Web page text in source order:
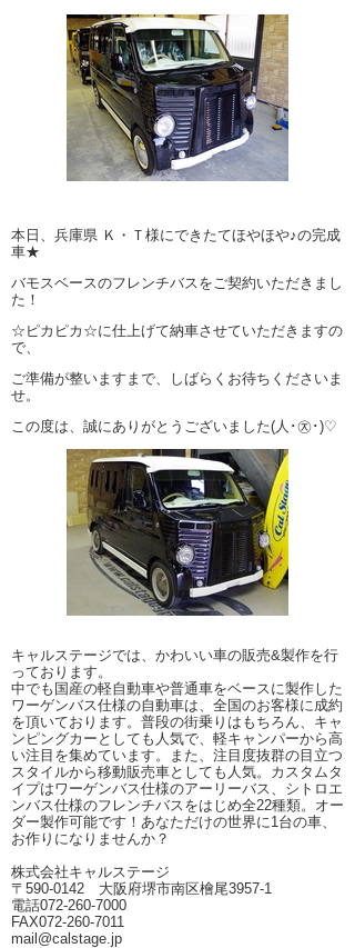
本日、兵庫県 Ｋ・Ｔ様にできたてほやほや♪の完成
車★
バモスベースのフレンチバスをご契約いただきまし
た！
☆ピカピカ☆に仕上げて納車させていただきますの
で、
ご準備が整いますまで、しばらくお待ちくださいま
せ。
この度は、誠にありがとうございました(人･㉨･)♡
キャルステージでは、かわいい車の販売&製作を行
っております。
中でも国産の軽自動車や普通車をベースに製作した
ワーゲンバス仕様の自動車は、全国のお客様に成約
を頂いております。普段の街乗りはもちろん、キャ
ンピングカーとしても人気で、軽キャンパーから高
い注目を集めています。また、注目度抜群の目立つ
スタイルから移動販売車としても人気。カスタムタ
イプはワーゲンバス仕様のアーリーバス、シトロエ
ンバス仕様のフレンチバスをはじめ全22種類。オー
ダー製作可能です！あなただけの世界に1台の車、
お作りになりませんか？
株式会社キャルステージ
〒590-0142 大阪府堺市南区檜尾3957-1
電話072-260-7000
FAX072-260-7011
mail@calstage.jp